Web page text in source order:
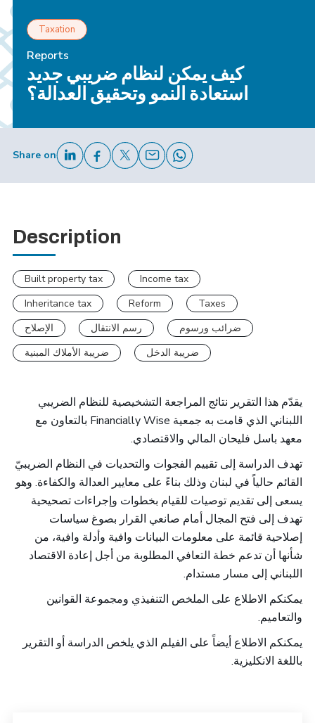
Taxation
Reports
كيف يمكن لنظام ضريبي جديد
استعادة النمو وتحقيق العدالة؟
Share on
Description
Built property tax
Income tax
Inheritance tax
Reform
Taxes
الإصلاح
رسم الانتقال
ضرائب ورسوم
ضريبة الأملاك المبنية
ضريبة الدخل
يقدّم هذا التقرير نتائج المراجعة التشخيصية للنظام الضريبي
اللبناني الذي قامت به جمعية Financially Wise بالتعاون مع
معهد باسل فليحان المالي والاقتصادي.
تهدف الدراسة إلى تقييم الفجوات والتحديات في النظام الضريبيّ
القائم حالياً في لبنان وذلك بناءً على معايير العدالة والكفاءة. وهو
يسعى إلى تقديم توصيات للقيام بخطوات وإجراءات تصحيحية
تهدف إلى فتح المجال أمام صانعي القرار بصوغ سياسات
إصلاحية قائمة على معلومات البيانات وافية وأدلة وافية، من
شأنها أن تدعم خطة التعافي المطلوبة من أجل إعادة الاقتصاد
اللبناني إلى مسار مستدام.
يمكنكم الاطلاع على الملخص التنفيذي ومجموعة القوانين
والتعاميم.
يمكنكم الاطلاع أيضاً على الفيلم الذي يلخص الدراسة أو التقرير
باللغة الانكليزية.